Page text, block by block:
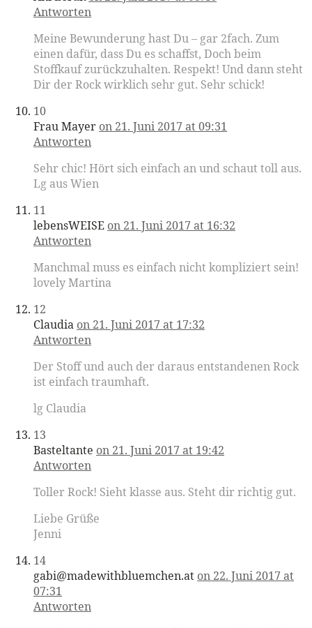
Antworten
Meine Bewunderung hast Du – gar 2fach. Zum
einen dafür, dass Du es schaffst, Doch beim
Stoffkauf zurückzuhalten. Respekt! Und dann steht
Dir der Rock wirklich sehr gut. Sehr schick!
10
Frau Mayer on 21. Juni 2017 at 09:31
Antworten
Sehr chic! Hört sich einfach an und schaut toll aus.
Lg aus Wien
11
lebensWEISE on 21. Juni 2017 at 16:32
Antworten
Manchmal muss es einfach nicht kompliziert sein!
lovely Martina
12
Claudia on 21. Juni 2017 at 17:32
Antworten
Der Stoff und auch der daraus entstandenen Rock
ist einfach traumhaft.
lg Claudia
13
Basteltante on 21. Juni 2017 at 19:42
Antworten
Toller Rock! Sieht klasse aus. Steht dir richtig gut.
Liebe Grüße
Jenni
14
gabi@madewithbluemchen.at on 22. Juni 2017 at
07:31
Antworten